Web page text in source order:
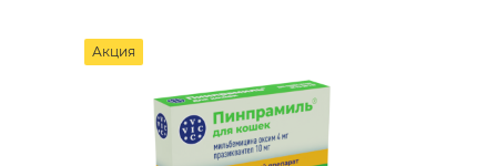
Акция